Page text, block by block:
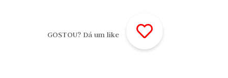
GOSTOU? Dá um like